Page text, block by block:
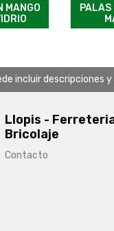
MANGO
PALAS
incluir descripciones
Llopis -
Bricolaje
Contacto